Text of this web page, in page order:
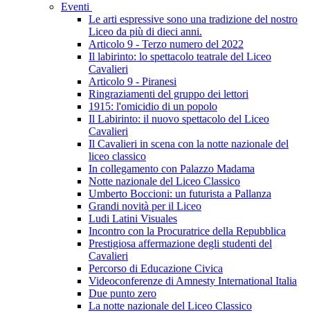
Eventi
Le arti espressive sono una tradizione del nostro
Liceo da più di dieci anni.
Articolo 9 - Terzo numero del 2022
Il labirinto: lo spettacolo teatrale del Liceo
Cavalieri
Articolo 9 - Piranesi
Ringraziamenti del gruppo dei lettori
1915: l'omicidio di un popolo
Il Labirinto: il nuovo spettacolo del Liceo
Cavalieri
Il Cavalieri in scena con la notte nazionale del
liceo classico
In collegamento con Palazzo Madama
Notte nazionale del Liceo Classico
Umberto Boccioni: un futurista a Pallanza
Grandi novità per il Liceo
Ludi Latini Visuales
Incontro con la Procuratrice della Repubblica
Prestigiosa affermazione degli studenti del
Cavalieri
Percorso di Educazione Civica
Videoconferenze di Amnesty International Italia
Due punto zero
La notte nazionale del Liceo Classico